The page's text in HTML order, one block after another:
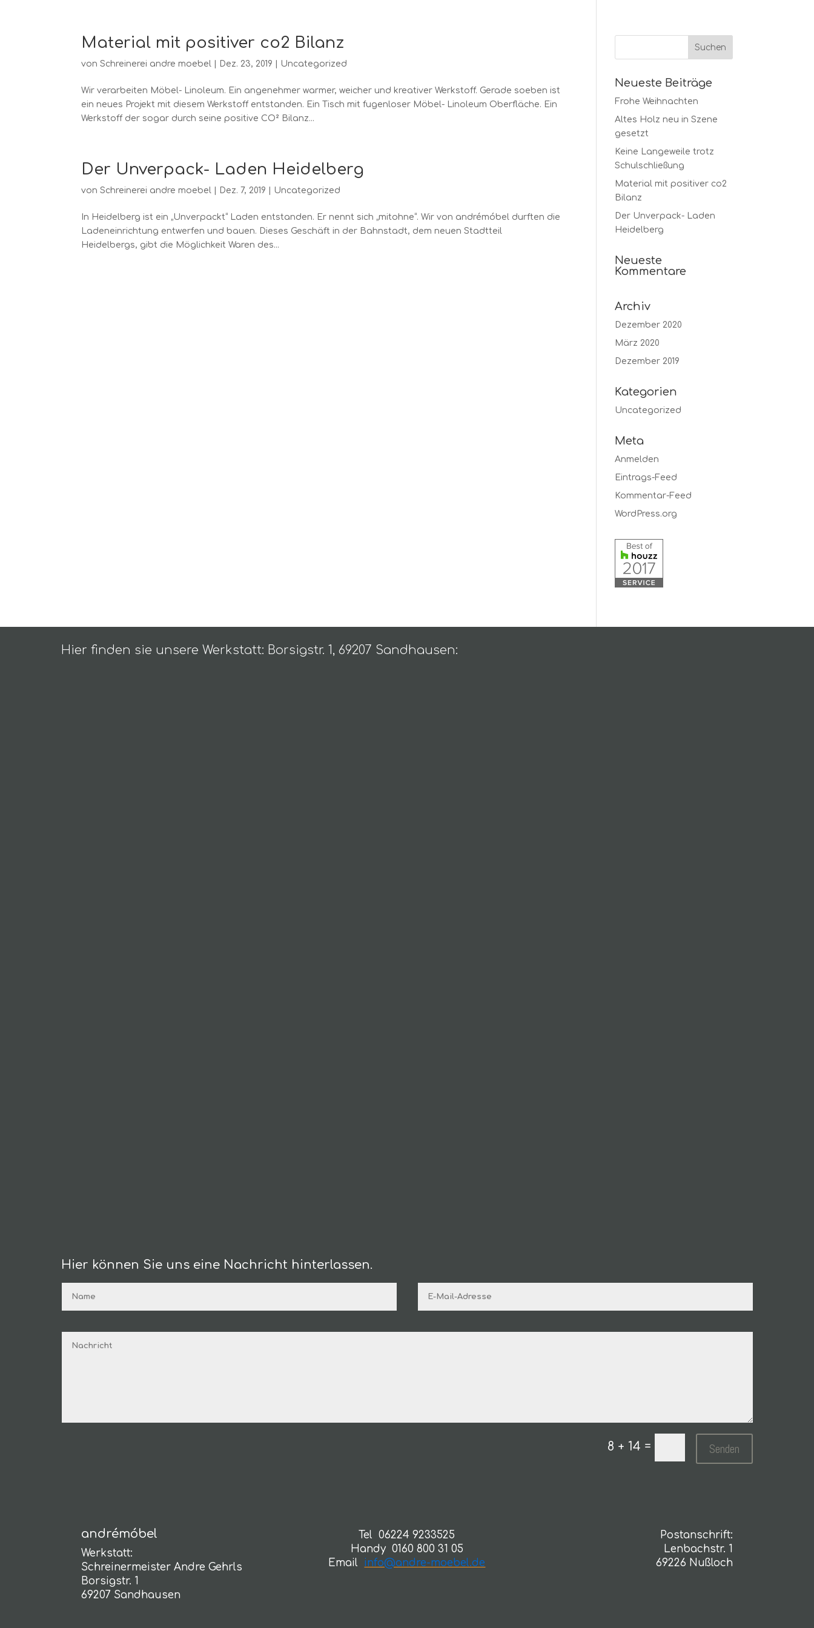
Material mit positiver co2 Bilanz
vonSchreinerei andre moebel Dez. 23, 2019 Uncategorized
Wir verarbeiten Möbel- Linoleum. Ein angenehmer warmer, weicher und kreativer Werkstoff. Gerade soeben ist
ein neues Projekt mit diesem Werkstoff entstanden. Ein Tisch mit fugenloser Möbel- Linoleum Oberfläche. Ein
Werkstoff der sogar durch seine positive CO² Bilanz...
Der Unverpack- Laden Heidelberg
vonSchreinerei andre moebel Dez. 7, 2019 Uncategorized
In Heidelberg ist ein „Unverpackt“ Laden entstanden. Er nennt sich „mitohne“. Wir von andrémóbel durften die
Ladeneinrichtung entwerfen und bauen. Dieses Geschäft in der Bahnstadt, dem neuen Stadtteil
Heidelbergs, gibt die Möglichkeit Waren des...
Neueste Beiträge
Frohe Weihnachten
Altes Holz neu in Szene
gesetzt
Keine Langeweile trotz
Schulschließung
Material mit positiver co2
Bilanz
Der Unverpack- Laden
Heidelberg
Neueste
Kommentare
Archiv
Dezember 2020
März 2020
Dezember 2019
Kategorien
Uncategorized
Meta
Anmelden
Eintrags-Feed
Kommentar-Feed
WordPress.org
Hier finden sie unsere Werkstatt: Borsigstr. 1, 69207 Sandhausen:
Hier können Sie uns eine Nachricht hinterlassen.
8 + 14 = Senden
andrémóbel
Werkstatt:
Schreinermeister Andre Gehrls
Borsigstr. 1
69207 Sandhausen
Tel 06224 9233525
Handy 0160 800 31 05
Email info@andre-moebel.de
Postanschrift:
Lenbachstr. 1
69226 Nußloch